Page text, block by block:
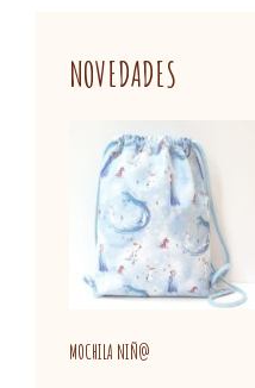
NOVEDADES
MOCHILA NIÑ@